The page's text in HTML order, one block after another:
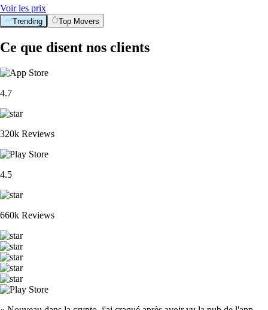
Voir les prix
Trending Top Movers
Ce que disent nos clients
4.7
320k Reviews
4.5
660k Reviews